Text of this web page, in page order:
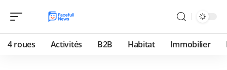
4 roues Activités B2B Habitat Immobilier